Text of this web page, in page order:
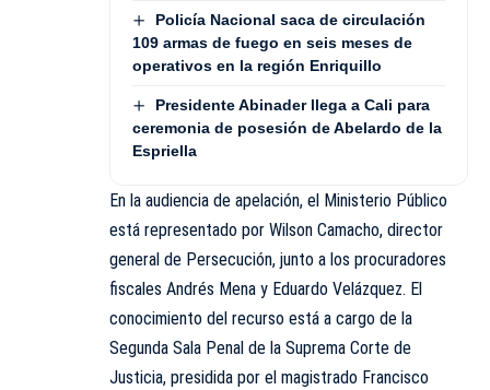
Policía Nacional saca de circulación
109 armas de fuego en seis meses de
operativos en la región Enriquillo
Presidente Abinader llega a Cali para
ceremonia de posesión de Abelardo de la
Espriella
En la audiencia de apelación, el Ministerio Público
está representado por Wilson Camacho, director
general de Persecución, junto a los procuradores
fiscales Andrés Mena y Eduardo Velázquez. El
conocimiento del recurso está a cargo de la
Segunda Sala Penal de la Suprema Corte de
Justicia, presidida por el magistrado Francisco